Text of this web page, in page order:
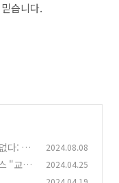
습니다.
다: 급
2024.08.08
"교수
2024.04.25